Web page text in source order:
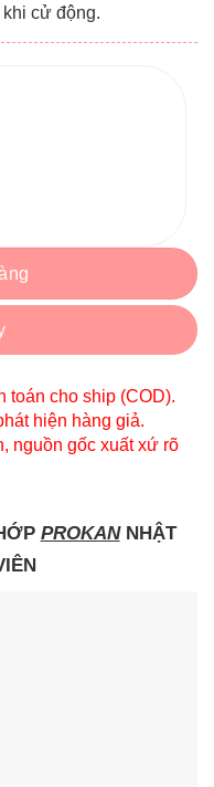
cử động.
toán cho ship (COD).
hiện hàng giả.
nguồn gốc xuất xứ rõ
PROKANNHẬT